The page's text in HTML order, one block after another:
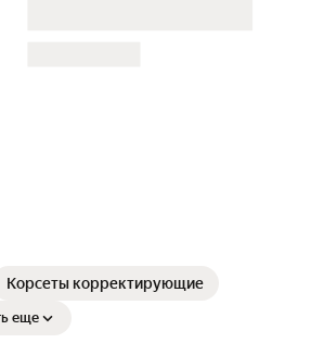
Корсеты корректирующие
еще